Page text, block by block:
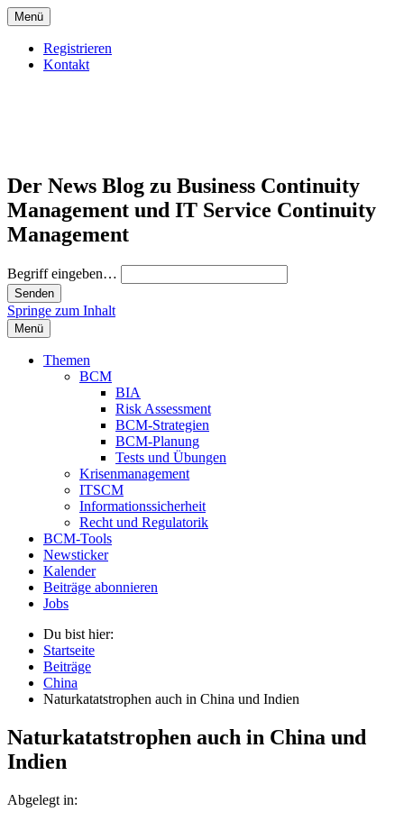
Menü
Registrieren
Kontakt
Der News Blog zu Business Continuity
Management und IT Service Continuity
Management
Begriff eingeben…
Springe zum Inhalt
Menü
Themen
BCM
BIA
Risk Assessment
BCM-Strategien
BCM-Planung
Tests und Übungen
Krisenmanagement
ITSCM
Informationssicherheit
Recht und Regulatorik
BCM-Tools
Newsticker
Kalender
Beiträge abonnieren
Jobs
Du bist hier:
Startseite
Beiträge
China
Naturkatatstrophen auch in China und Indien
Naturkatatstrophen auch in China und
Indien
Abgelegt in: